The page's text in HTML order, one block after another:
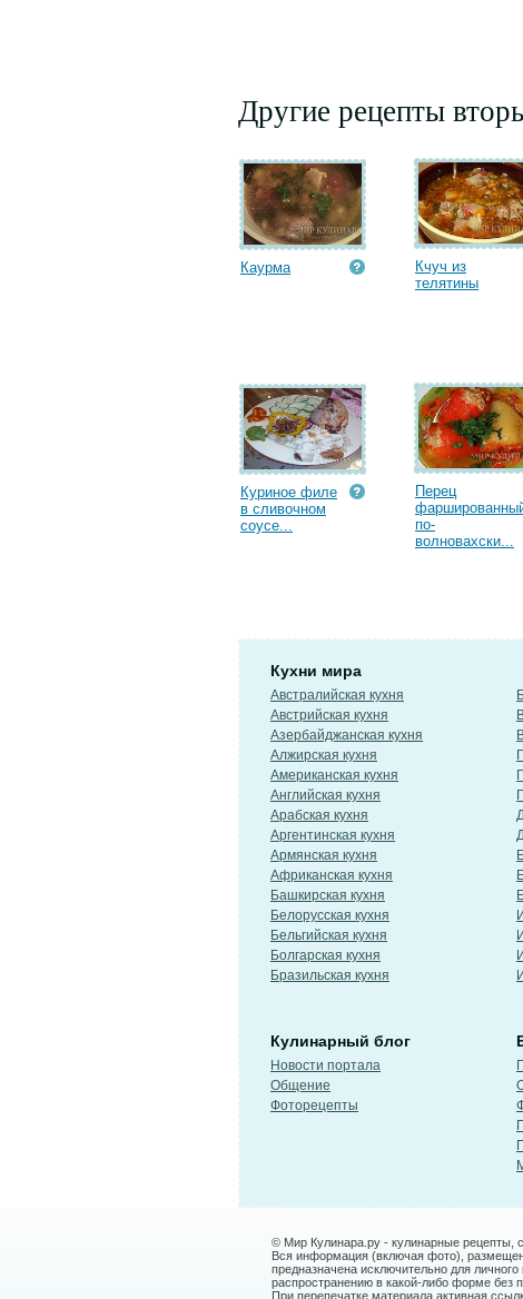
Другие рецепты
Каурма
Кчуч из
телятины
Куриное филе
в сливочном
соусе...
Перец
по-
волновахски...
Кухни мира
Австралийская кухня
Австрийская кухня
Азербайджанская кухня
Алжирская кухня
Американская кухня
Английская кухня
Арабская кухня
Аргентинская кухня
Армянская кухня
Африканская кухня
Башкирская кухня
Белорусская кухня
Бельгийская кухня
Болгарская кухня
Бразильская кухня
Кулинарный блог
Новости портала
Общение
Фоторецепты
© Мир Кулинара.ру - кулинарные рецепты,
Вся информация (включая фото),
предназначена исключительно для
распространению в какой-либо форме без
При перепечатке материала активная